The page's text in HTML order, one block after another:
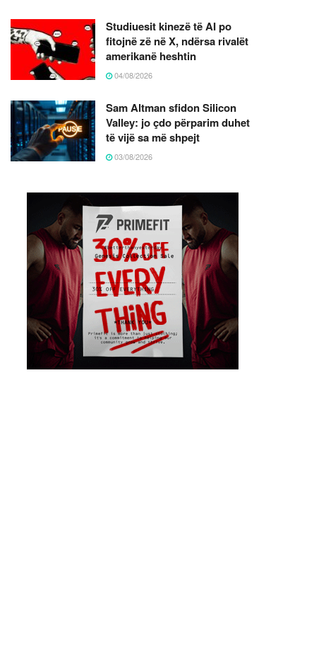
Studiuesit kinezë të AI po
fitojnë zë në X, ndërsa rivalët
amerikanë heshtin
04/08/2026
Sam Altman sfidon Silicon
Valley: jo çdo përparim duhet
të vijë sa më shpejt
03/08/2026